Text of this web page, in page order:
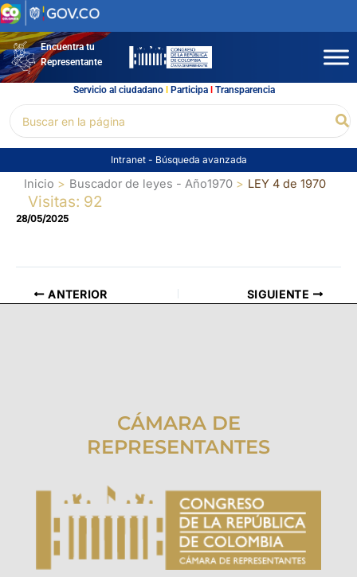
Ir
al
contenidoEncuentra tu
Representante
Servicio al ciudadano l Participal Transparencia
por:
Intranet - Búsqueda avanzada
Inicio Buscador de leyes - Año1970 LEY 4 de 1970
Visitas: 92
28/05/2025
ANTERIOR SIGUIENTE
CÁMARA DE
REPRESENTANTES